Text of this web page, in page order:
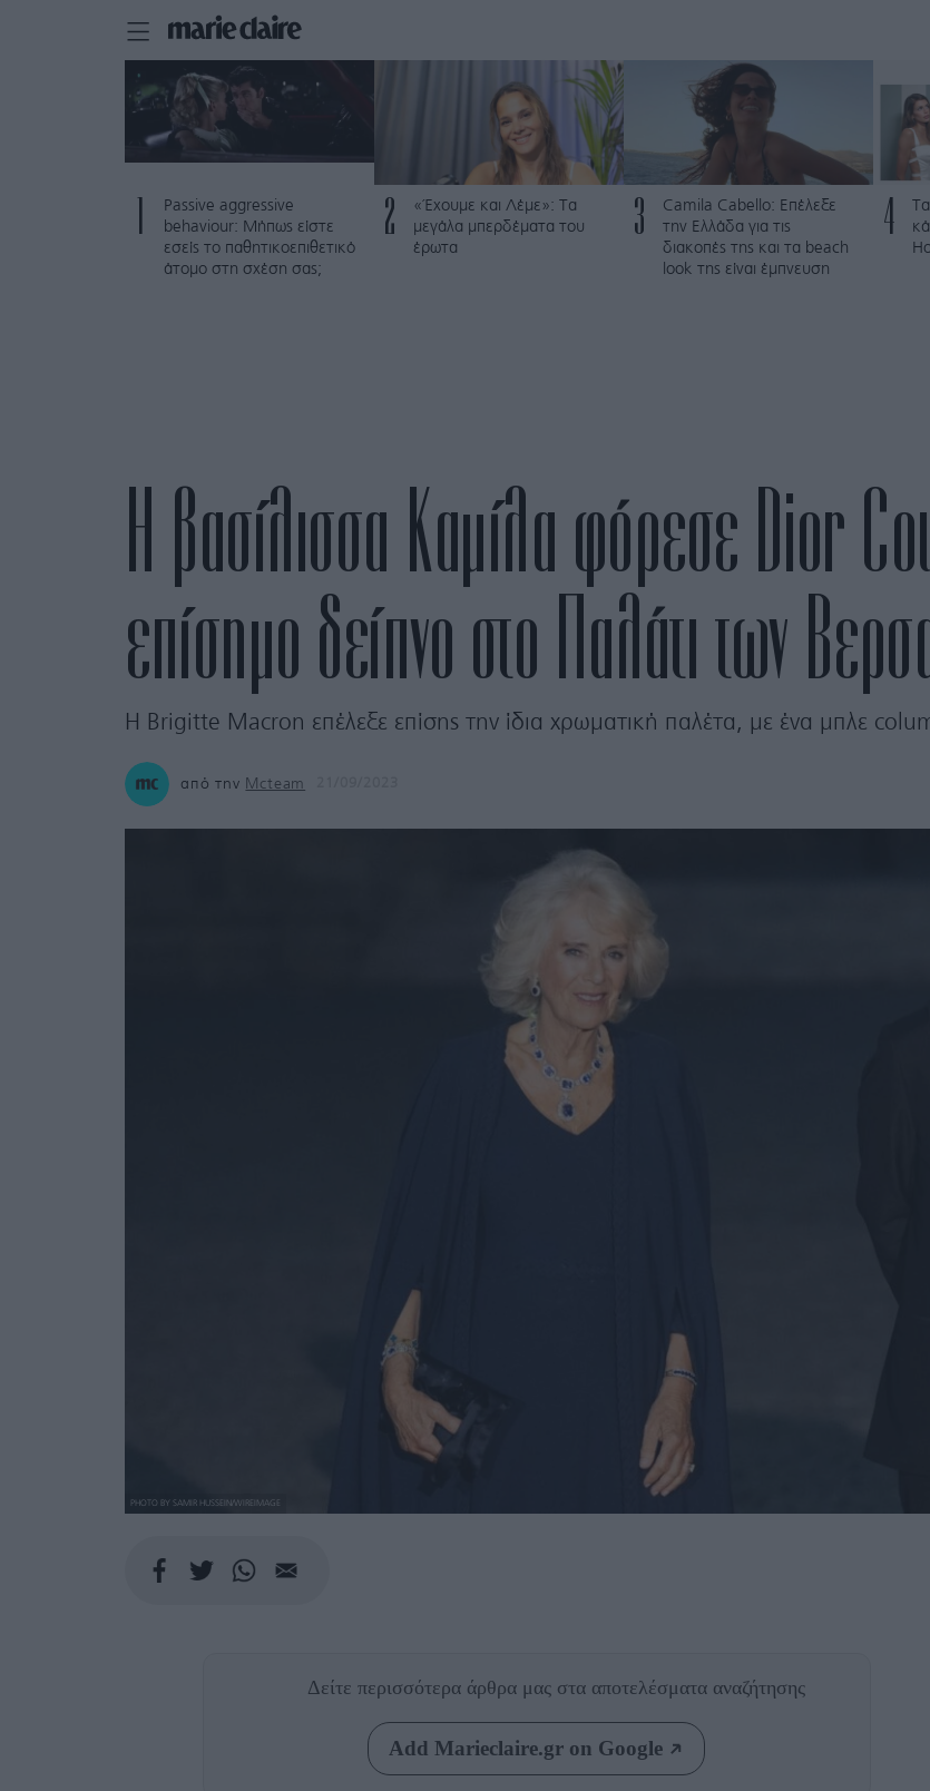
Passive aggressive
behaviour: Μήπως είστε
εσείς το παθητικοεπιθετικό
άτομο στη σχέση σας;
2
«Έχουμε και Λέμε»: Τα
μεγάλα μπερδέματα του
έρωτα
3
Camila Cabello: Επέλεξε
την Ελλάδα για τις
διακοπές της και τα beach
look της είναι έμπνευση
4
Η βασίλισσα Καμίλα φόρεσε Dior
επίσημο δείπνο στο Παλάτι των
Η Brigitte Macron επέλεξε επίσης την ίδια χρωματική παλέτα, με ένα μπλε
από την Mcteam
PHOTO BY SAMIR HUSSEIN/WIREIMAGE
Δείτε περισσότερα άρθρα μας στα αποτελέσματα αναζήτησης
Add Marieclaire.gr on Google